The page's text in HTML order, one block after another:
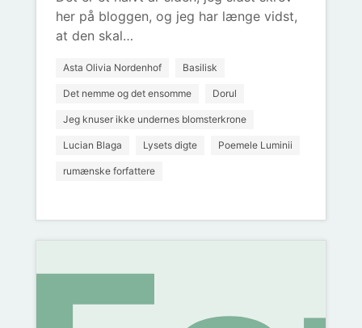
her på bloggen, og jeg har længe vidst,
at den skal…
Asta Olivia Nordenhof Basilisk
Det nemme og det ensomme Dorul
Jeg knuser ikke undernes blomsterkrone
Lucian Blaga Lysets digte Poemele Luminii
rumænske forfattere